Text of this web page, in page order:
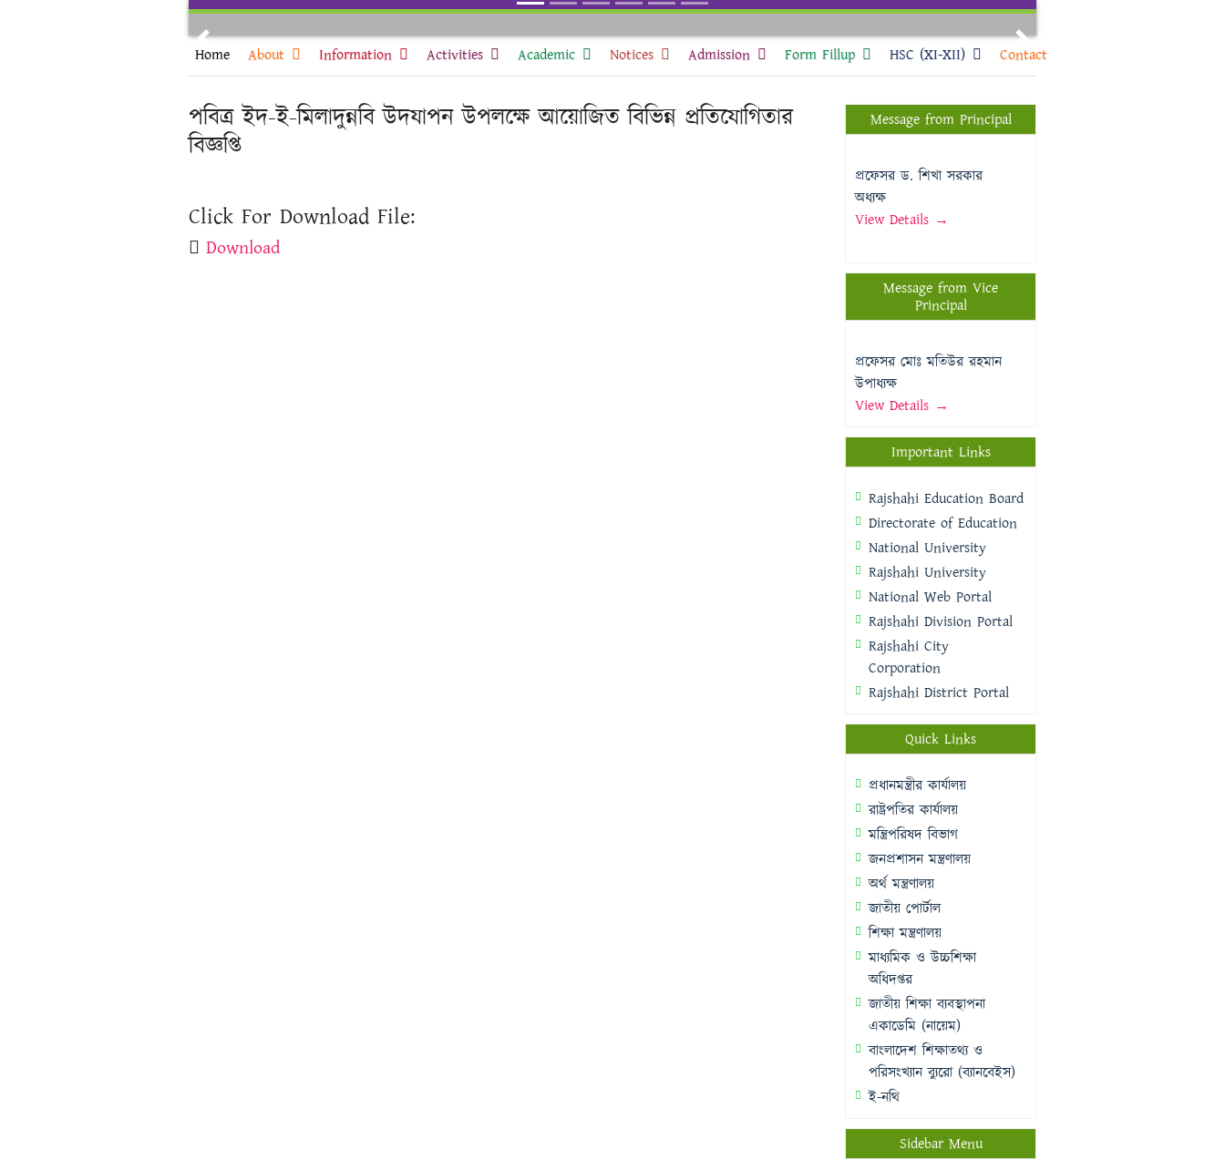
Previous Next
Home About Information Activities Academic Notices Admission Form Fillup HSC (XI-XII) Contact
পবিত্র ইদ-ই-মিলাদুন্নবি উদযাপন উপলক্ষে আয়োজিত বিভিন্ন প্রতিযোগিতার
বিজ্ঞপ্তি
Click For Download File:
Download
Message from Principal
প্রফেসর ড. শিখা সরকার
অধ্যক্ষ
View Details →
Message from Vice
Principal
প্রফেসর মোঃ মতিউর রহমান
উপাধ্যক্ষ
View Details →
Important Links
Rajshahi Education Board
Directorate of Education
National University
Rajshahi University
National Web Portal
Rajshahi Division Portal
Rajshahi City
Corporation
Rajshahi District Portal
Quick Links
প্রধানমন্ত্রীর কার্যালয়
রাষ্ট্রপতির কার্যালয়
মন্ত্রিপরিষদ বিভাগ
জনপ্রশাসন মন্ত্রণালয়
অর্থ মন্ত্রণালয়
জাতীয় পোর্টাল
শিক্ষা মন্ত্রণালয়
মাধ্যমিক ও উচ্চশিক্ষা
অধিদপ্তর
জাতীয় শিক্ষা ব্যবস্থাপনা
একাডেমি (নায়েম)
বাংলাদেশ শিক্ষাতথ্য ও
পরিসংখ্যান ব্যুরো (ব্যানবেইস)
ই-নথি
Sidebar Menu